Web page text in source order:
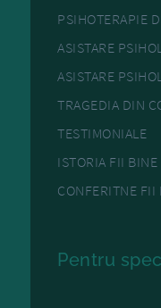
PSIHOTERAPIE
ASISTARE
ASISTARE
TRAGEDIA DIN
TESTIMONIALE
ISTORIA FII
CONFERITNE FII
Pentru